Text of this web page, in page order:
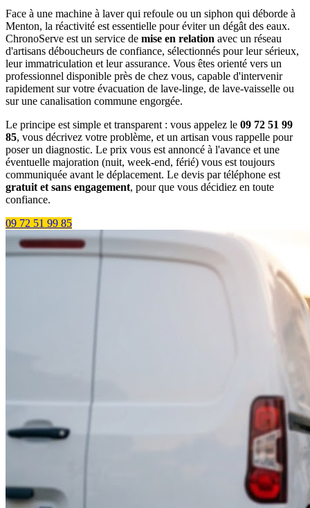
Face à une machine à laver qui refoule ou un siphon qui déborde à
Menton, la réactivité est essentielle pour éviter un dégât des eaux.
ChronoServe est un service de mise en relation avec un réseau
d'artisans déboucheurs de confiance, sélectionnés pour leur sérieux,
leur immatriculation et leur assurance. Vous êtes orienté vers un
professionnel disponible près de chez vous, capable d'intervenir
rapidement sur votre évacuation de lave-linge, de lave-vaisselle ou
sur une canalisation commune engorgée.
Le principe est simple et transparent : vous appelez le 09 72 51 99
85, vous décrivez votre problème, et un artisan vous rappelle pour
poser un diagnostic. Le prix vous est annoncé à l'avance et une
éventuelle majoration (nuit, week-end, férié) vous est toujours
communiquée avant le déplacement. Le devis par téléphone est
gratuit et sans engagement, pour que vous décidiez en toute
confiance.
09 72 51 99 85